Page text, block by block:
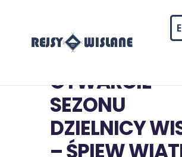
OTWARCIE
SEZONU
DZIELNICY
– ŚPIEW